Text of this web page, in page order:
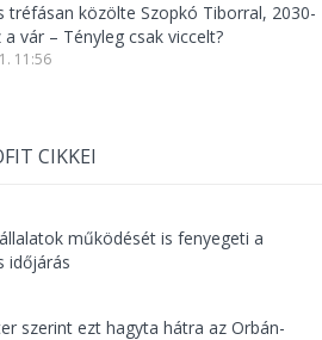
tréfásan közölte Szopkó Tiborral, 2030-
a vár – Tényleg csak viccelt?
11:56
CIKKEI
működését is fenyegeti a
időjárás
szerint ezt hagyta hátra az Orbán-